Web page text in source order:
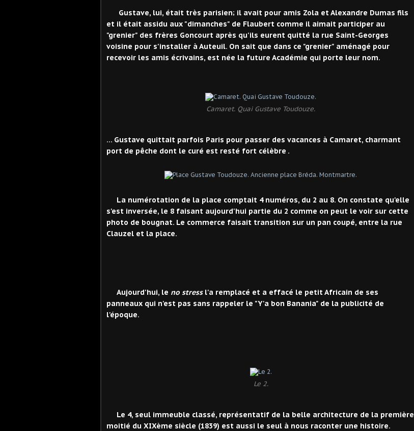
Gustave, lui, était très parisien; il avait pour amis Zola et Alexandre Dumas fils
et il était assidu aux "dimanches" de Flaubert comme il aimait participer au
"grenier" des frères Goncourt après qu'ils eurent quitté la rue Saint-Georges
voisine pour s'installer à Auteuil. On sait que dans ce "grenier" aménagé pour
recevoir les amis écrivains, est née la future Académie qui porte leur nom.
Camaret. Quai Gustave Toudouze.
… Gustave quittait parfois Paris pour passer des vacances à Camaret, charmant
port de pêche dont le curé est resté fort célèbre .
La numérotation de la place comptait 4 numéros, du 2 au 8. On constate qu'elle
s'est inversée, le 8 faisant aujourd'hui partie du 2 comme on peut le voir sur cette
photo de bougnat. Le commerce faisait transition sur un pan coupé, entre la rue
Clauzel et la place.
Aujourd'hui, le no stressl'a remplacé et a effacé le petit Africain de ses
panneaux qui n'est pas sans rappeler le "Y'a bon Banania" de la publicité de
l'époque.
Le 2.
Le 4, seul immeuble classé, représentatif de la belle architecture de la première
moitié du XIXème siècle (1839) est aussi le seul à nous raconter une histoire.